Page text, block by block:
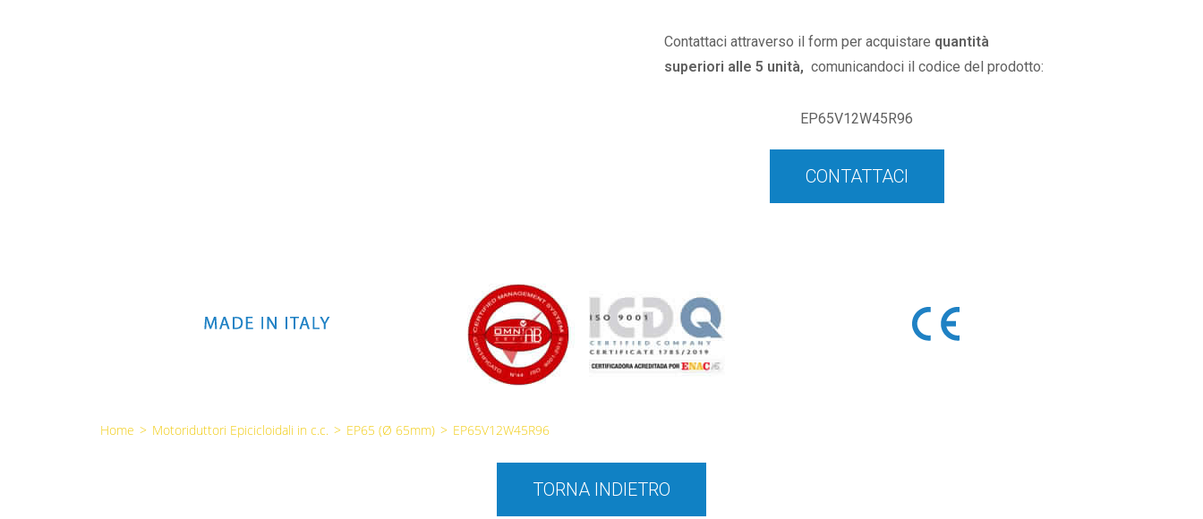
Contattaci attraverso il form per acquistare quantità
superiori alle 5 unità, comunicandoci il codice del prodotto:
EP65V12W45R96
CONTATTACI
Home > Motoriduttori Epicicloidali in c.c. > EP65 (Ø 65mm) > EP65V12W45R96
TORNA INDIETRO